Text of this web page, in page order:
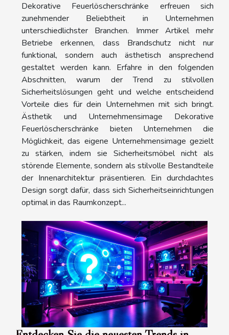
Dekorative Feuerlöscherschränke erfreuen sich
zunehmender Beliebtheit in Unternehmen
unterschiedlichster Branchen. Immer Artikel mehr
Betriebe erkennen, dass Brandschutz nicht nur
funktional, sondern auch ästhetisch ansprechend
gestaltet werden kann. Erfahre in den folgenden
Abschnitten, warum der Trend zu stilvollen
Sicherheitslösungen geht und welche entscheidend
Vorteile dies für dein Unternehmen mit sich bringt.
Ästhetik und Unternehmensimage Dekorative
Feuerlöscherschränke bieten Unternehmen die
Möglichkeit, das eigene Unternehmensimage gezielt
zu stärken, indem sie Sicherheitsmöbel nicht als
störende Elemente, sondern als stilvolle Bestandteile
der Innenarchitektur präsentieren. Ein durchdachtes
Design sorgt dafür, dass sich Sicherheitseinrichtungen
optimal in das Raumkonzept...